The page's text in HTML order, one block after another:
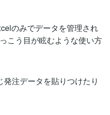
のみでデータを管理され
こう目が眩むような使い方
注データを貼りつけたり